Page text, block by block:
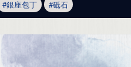
銀座包丁 砥石